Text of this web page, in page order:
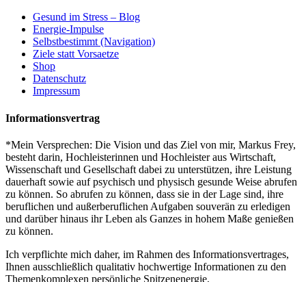
Gesund im Stress – Blog
Energie-Impulse
Selbstbestimmt (Navigation)
Ziele statt Vorsaetze
Shop
Datenschutz
Impressum
Informationsvertrag
*Mein Versprechen: Die Vision und das Ziel von mir, Markus Frey,
besteht darin, Hochleisterinnen und Hochleister aus Wirtschaft,
Wissenschaft und Gesellschaft dabei zu unterstützen, ihre Leistung
dauerhaft sowie auf psychisch und physisch gesunde Weise abrufen
zu können. So abrufen zu können, dass sie in der Lage sind, ihre
beruflichen und außerberuflichen Aufgaben souverän zu erledigen
und darüber hinaus ihr Leben als Ganzes in hohem Maße genießen
zu können.
Ich verpflichte mich daher, im Rahmen des Informationsvertrages,
Ihnen ausschließlich qualitativ hochwertige Informationen zu den
Themenkomplexen persönliche Spitzenenergie,